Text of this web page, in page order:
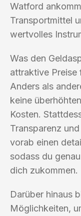
Watford
Transportmittel
wertvolles
Was den
attraktive Preise
Anders als
keine
Kosten.
Transparenz
vorab einen
sodass du
dich zukommen.
Darüber hinaus
Möglichkeiten,